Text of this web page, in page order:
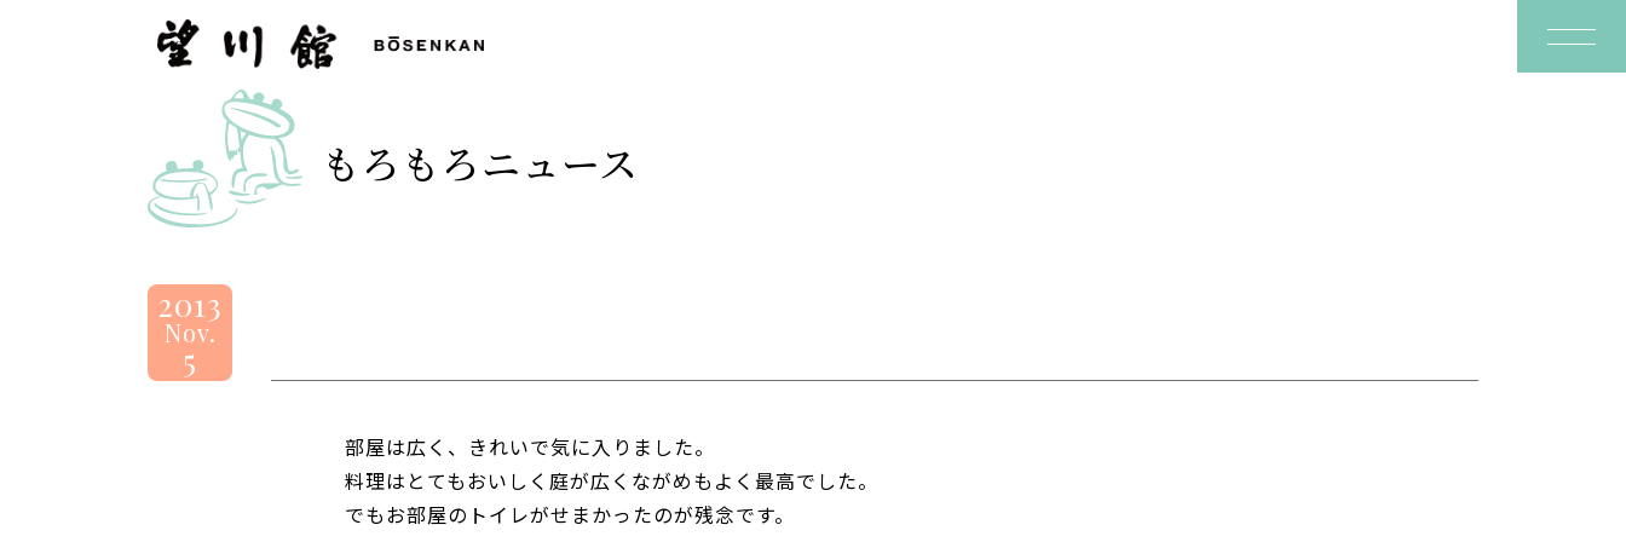
望
川
BOSENKAN
もろもろニュース
2013
Nov.
5
部屋は広く、きれいで気に入りました。
料理はとてもおいしく庭が広くながめもよく最高でした。
でもお部屋のトイレがせまかったのが残念です。